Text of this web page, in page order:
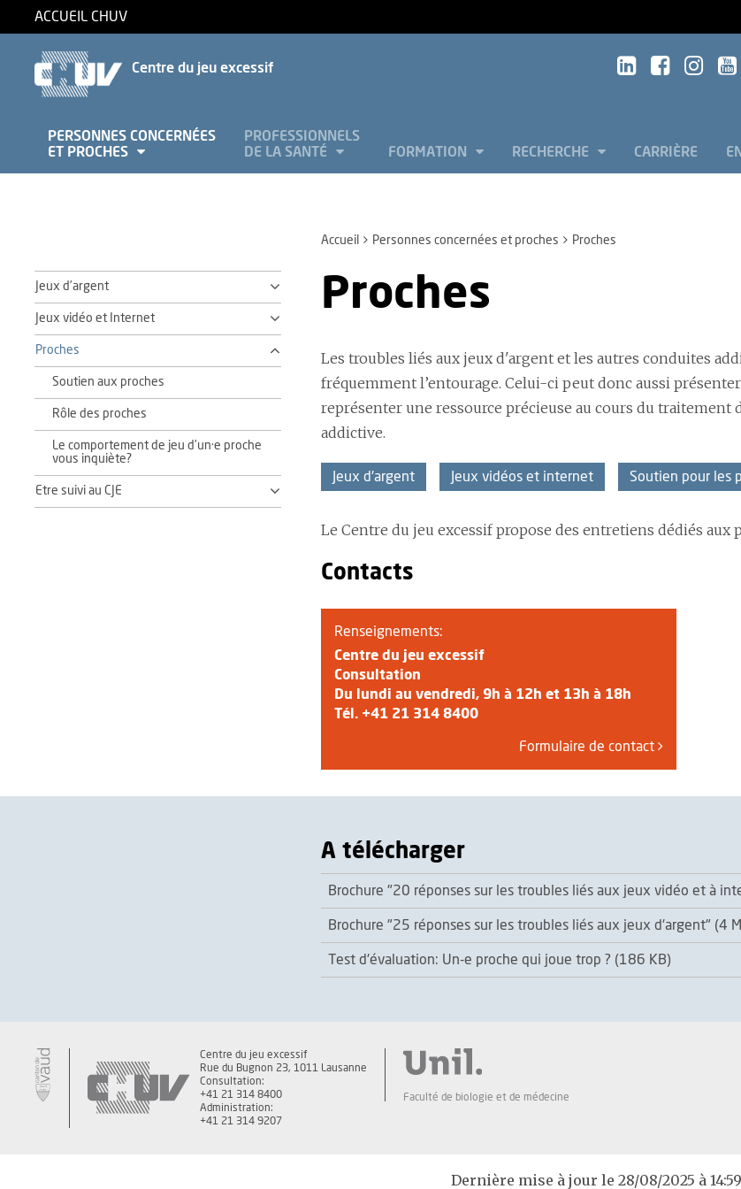
ACCUEIL CHUV
Centre du jeu excessif
PERSONNES CONCERNÉES
ET PROCHES
PROFESSIONNELS
DE LA SANTÉ
FORMATION RECHERCHE CARRIÈRE
Accueil Personnes concernées et proches Proches
Jeux d’argent
Jeux vidéo et Internet
Proches
Soutien aux proches
Rôle des proches
Le comportement de jeu d’un·e proche
vous inquiète?
Etre suivi au CJE
Proches
Les troubles liés aux jeux d'argent et les autres conduites
fréquemment l’entourage. Celui-ci peut donc aussi
représenter une ressource précieuse au cours du traitement
addictive.
Jeux d'argent Jeux vidéos et internet Soutien pour les
Le Centre du jeu excessif propose des entretiens dédiés aux
Contacts
Renseignements:
Centre du jeu excessif
Consultation
Du lundi au vendredi, 9h à 12h et 13h à 18h
Tél. +41 21 314 8400
Formulaire de contact
A télécharger
Brochure "20 réponses sur les troubles liés aux jeux vidéo et à
Brochure "25 réponses sur les troubles liés aux jeux d'argent" (4
Test d'évaluation: Un-e proche qui joue trop ? (186 KB)
Centre du jeu excessif
Rue du Bugnon 23, 1011 Lausanne
Consultation:
+41 21 314 8400
Administration:
+41 21 314 9207
Faculté de biologie et de médecine
Dernière mise à jour le 28/08/2025 à 14:59